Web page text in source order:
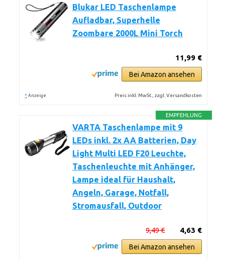
Blukar LED Taschenlampe
Aufladbar, Superhelle
Zoombare 2000L Mini Torch
11,99 €
Bei Amazon ansehen
* Anzeige Preis inkl. MwSt., zzgl. Versandkosten
EMPFEHLUNG
VARTA Taschenlampe mit 9
LEDs inkl. 2x AA Batterien, Day
Light Multi LED F20 Leuchte,
Taschenleuchte mit Anhänger,
Lampe ideal für Haushalt,
Angeln, Garage, Notfall,
Stromausfall, Outdoor
4,63 €
9,49 €
Bei Amazon ansehen